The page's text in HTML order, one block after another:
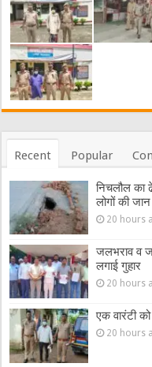
Recent Popular
निचलौल का
लोगों की
20 hours
जलभराव व
लगाई गुहार
20 hours
एक वारंटी
20 hours